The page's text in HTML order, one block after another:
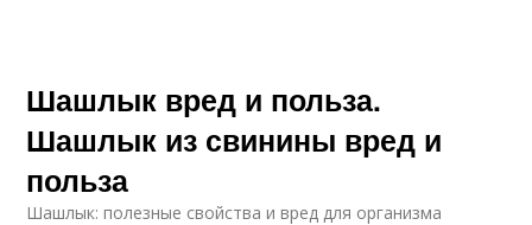
Шашлык вред и польза.
Шашлык из свинины вред и
польза
Шашлык: полезные свойства и вред для организма